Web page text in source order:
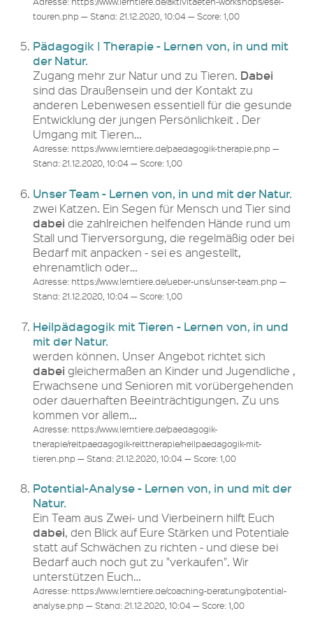
touren.php — Stand: 21.12.2020, 10:04 — Score: 1,00
Pädagogik | Therapie - Lernen von, in und mit
der Natur.
Zugang mehr zur Natur und zu Tieren. Dabei
sind das Draußensein und der Kontakt zu
anderen Lebenwesen essentiell für die gesunde
Entwicklung der jungen Persönlichkeit . Der
Umgang mit Tieren…
Adresse: https://www.lerntiere.de/paedagogik-therapie.php —
Stand: 21.12.2020, 10:04 — Score: 1,00
Unser Team - Lernen von, in und mit der Natur.
zwei Katzen. Ein Segen für Mensch und Tier sind
dabei die zahlreichen helfenden Hände rund um
Stall und Tierversorgung, die regelmäßig oder bei
Bedarf mit anpacken - sei es angestellt,
ehrenamtlich oder…
Adresse: https://www.lerntiere.de/ueber-uns/unser-team.php —
Stand: 21.12.2020, 10:04 — Score: 1,00
Heilpädagogik mit Tieren - Lernen von, in und
mit der Natur.
werden können. Unser Angebot richtet sich
dabei gleichermaßen an Kinder und Jugendliche ,
Erwachsene und Senioren mit vorübergehenden
oder dauerhaften Beeinträchtigungen. Zu uns
kommen vor allem…
Adresse: https://www.lerntiere.de/paedagogik-
therapie/reitpaedagogik-reittherapie/heilpaedagogik-mit-
tieren.php — Stand: 21.12.2020, 10:04 — Score: 1,00
Potential-Analyse - Lernen von, in und mit der
Natur.
Ein Team aus Zwei- und Vierbeinern hilft Euch
dabei, den Blick auf Eure Stärken und Potentiale
statt auf Schwächen zu richten - und diese bei
Bedarf auch noch gut zu "verkaufen". Wir
unterstützen Euch…
Adresse: https://www.lerntiere.de/coaching-beratung/potential-
analyse.php — Stand: 21.12.2020, 10:04 — Score: 1,00